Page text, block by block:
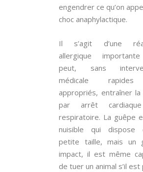
engendrer ce qu’on
choc anaphylactique.
Il s’agit d’une
allergique
peut, sans
médicale
appropriés, entraîner
par arrêt
respiratoire. La guêpe
nuisible qui dispose
petite taille, mais un
impact, il est même
de tuer un animal s’il est